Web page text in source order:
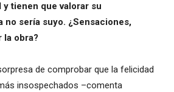
tienen que valorar su
no sería suyo. ¿Sensaciones,
la obra?
de comprobar que la felicidad
insospechados –comenta